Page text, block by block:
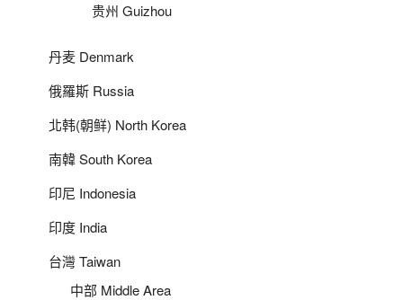
贵州 Guizhou
丹麦 Denmark
俄羅斯 Russia
北韩(朝鲜) North Korea
南韓 South Korea
印尼 Indonesia
印度 India
台灣 Taiwan
中部 Middle Area